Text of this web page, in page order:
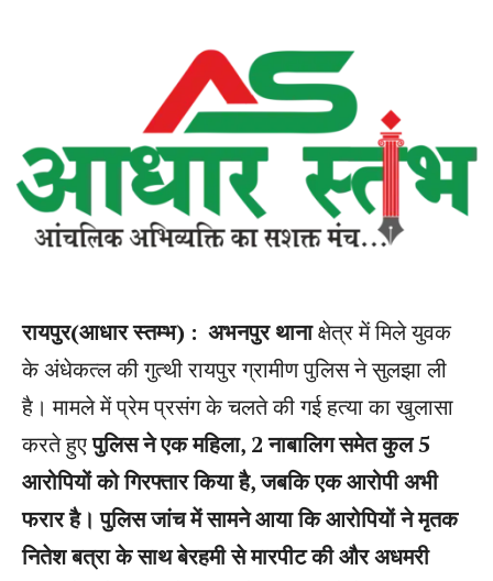
रायपुर(आधार स्तम्भ) : अभनपुर थानाक्षेत्र में मिले युवक
के अंधेकत्ल की गुत्थी रायपुर ग्रामीण पुलिस ने सुलझा ली
है। मामले में प्रेम प्रसंग के चलते की गई हत्या का खुलासा
करते हुएपुलिस ने एक महिला, 2 नाबालिग समेत कुल 5
आरोपियों को गिरफ्तार किया है, जबकि एक आरोपी अभी
फरार है। पुलिस जांच में सामने आया कि आरोपियों ने मृतक
नितेश बत्रा के साथ बेरहमी से मारपीट की और अधमरी